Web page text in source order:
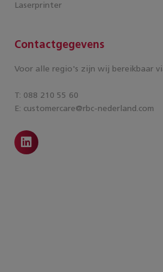
Laserprinter
Contactgegevens
Voor alle regio's zijn wij bereikbaar
T: 088 210 55 60
E: customercare@rbc-nederland.com